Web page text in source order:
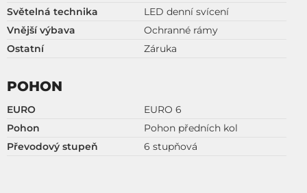
Světelná technika
LED denní svícení
Vnější výbava
Ochranné rámy
Ostatní
Záruka
POHON
EURO
EURO 6
Pohon
Pohon předních kol
Převodový stupeň
6 stupňová